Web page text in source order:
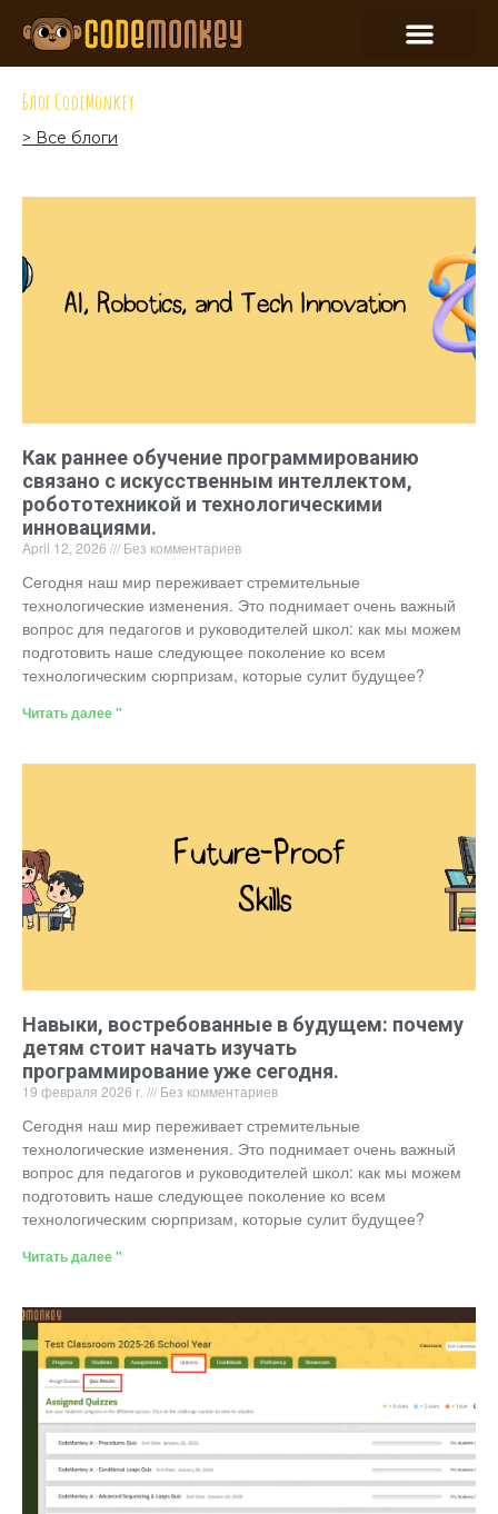
Блог CodeMonkey
> Все блоги
Как раннее обучение программированию
связано с искусственным интеллектом,
робототехникой и технологическими
инновациями.
April 12, 2026 Без комментариев
Сегодня наш мир переживает стремительные
технологические изменения. Это поднимает очень важный
вопрос для педагогов и руководителей школ: как мы можем
подготовить наше следующее поколение ко всем
технологическим сюрпризам, которые сулит будущее?
Читать далее "
Навыки, востребованные в будущем: почему
детям стоит начать изучать
программирование уже сегодня.
19 февраля 2026 г. Без комментариев
Сегодня наш мир переживает стремительные
технологические изменения. Это поднимает очень важный
вопрос для педагогов и руководителей школ: как мы можем
подготовить наше следующее поколение ко всем
технологическим сюрпризам, которые сулит будущее?
Читать далее "